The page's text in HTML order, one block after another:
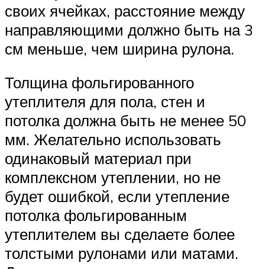
своих ячейках, расстояние между
направляющими должно быть на 3
см меньше, чем ширина рулона.
Толщина фольгированного
утеплителя для пола, стен и
потолка должна быть не менее 50
мм. Желательно использовать
одинаковый материал при
комплексном утеплении, но не
будет ошибкой, если утепление
потолка фольгированным
утеплителем вы сделаете более
толстыми рулонами или матами.